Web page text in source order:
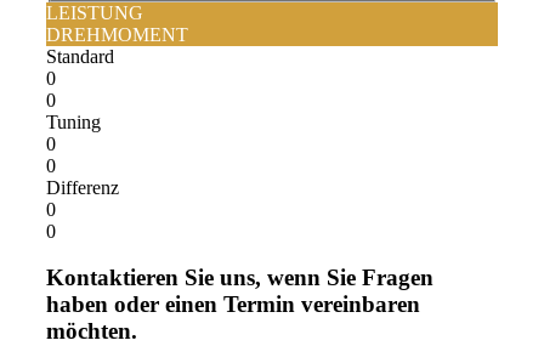
LEISTUNG
DREHMOMENT
Standard
0
0
Tuning
0
0
Differenz
0
0
Kontaktieren Sie uns, wenn Sie Fragen
haben oder einen Termin vereinbaren
möchten.